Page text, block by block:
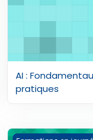
AI :
pratiques